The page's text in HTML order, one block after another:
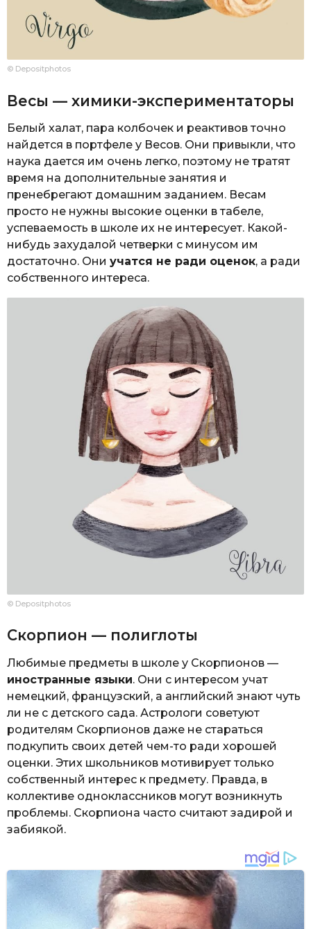
© Depositphotos
Весы — химики-экспериментаторы
Белый халат, пара колбочек и реактивов точно
найдется в портфеле у Весов. Они привыкли, что
наука дается им очень легко, поэтому не тратят
время на дополнительные занятия и
пренебрегают домашним заданием. Весам
просто не нужны высокие оценки в табеле,
успеваемость в школе их не интересует. Какой-
нибудь захудалой четверки с минусом им
достаточно. Они учатся не ради оценок, а ради
собственного интереса.
© Depositphotos
Скорпион — полиглоты
Любимые предметы в школе у Скорпионов —
иностранные языки. Они с интересом учат
немецкий, французский, а английский знают чуть
ли не с детского сада. Астрологи советуют
родителям Скорпионов даже не стараться
подкупить своих детей чем-то ради хорошей
оценки. Этих школьников мотивирует только
собственный интерес к предмету. Правда, в
коллективе одноклассников могут возникнуть
проблемы. Скорпиона часто считают задирой и
забиякой.